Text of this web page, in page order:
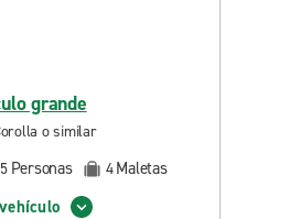
grande
o similar
5 Personas 4Maletas